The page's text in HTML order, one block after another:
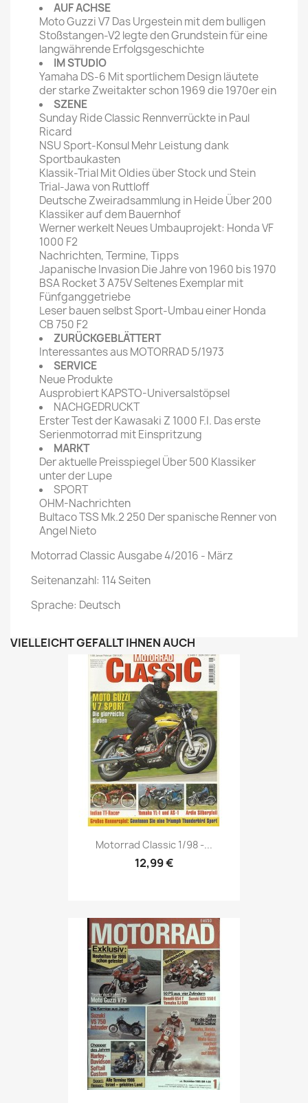
AUF ACHSE
Moto Guzzi V7 Das Urgestein mit dem bulligen
Stoßstangen-V2 legte den Grundstein für eine
langwährende Erfolgsgeschichte
IM STUDIO
Yamaha DS-6 Mit sportlichem Design läutete
der starke Zweitakter schon 1969 die 1970er ein
SZENE
Sunday Ride Classic Rennverrückte in Paul
Ricard
NSU Sport-Konsul Mehr Leistung dank
Sportbaukasten
Klassik-Trial Mit Oldies über Stock und Stein
Trial-Jawa von Ruttloff
Deutsche Zweiradsammlung in Heide Über 200
Klassiker auf dem Bauernhof
Werner werkelt Neues Umbauprojekt: Honda VF
1000 F2
Nachrichten, Termine, Tipps
Japanische Invasion Die Jahre von 1960 bis 1970
BSA Rocket 3 A75V Seltenes Exemplar mit
Fünfganggetriebe
Leser bauen selbst Sport-Umbau einer Honda
CB 750 F2
ZURÜCKGEBLÄTTERT
Interessantes aus MOTORRAD 5/1973
SERVICE
Neue Produkte
Ausprobiert KAPSTO-Universalstöpsel
NACHGEDRUCKT
Erster Test der Kawasaki Z 1000 F.I. Das erste
Serienmotorrad mit Einspritzung
MARKT
Der aktuelle Preisspiegel Über 500 Klassiker
unter der Lupe
SPORT
OHM-Nachrichten
Bultaco TSS Mk.2 250 Der spanische Renner von
Angel Nieto
Motorrad Classic Ausgabe 4/2016 - März
Seitenanzahl: 114 Seiten
Sprache: Deutsch
VIELLEICHT GEFÄLLT IHNEN AUCH
Vorschau
Motorrad Classic 1/98 -...
12,99 €